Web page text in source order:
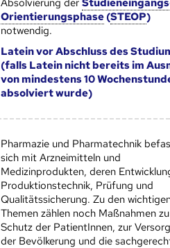
Orientierungsphase (STEOP)
notwendig.
Latein vor Abschluss des
(falls Latein nicht bereits im
von mindestens 10
absolviert wurde)
Pharmazie und Pharmatechnik
sich mit Arzneimitteln und
Medizinprodukten, deren
Produktionstechnik, Prüfung und
Qualitätssicherung. Zu den
Themen zählen noch Maßnahmen
Schutz der PatientInnen, zur
der Bevölkerung und die